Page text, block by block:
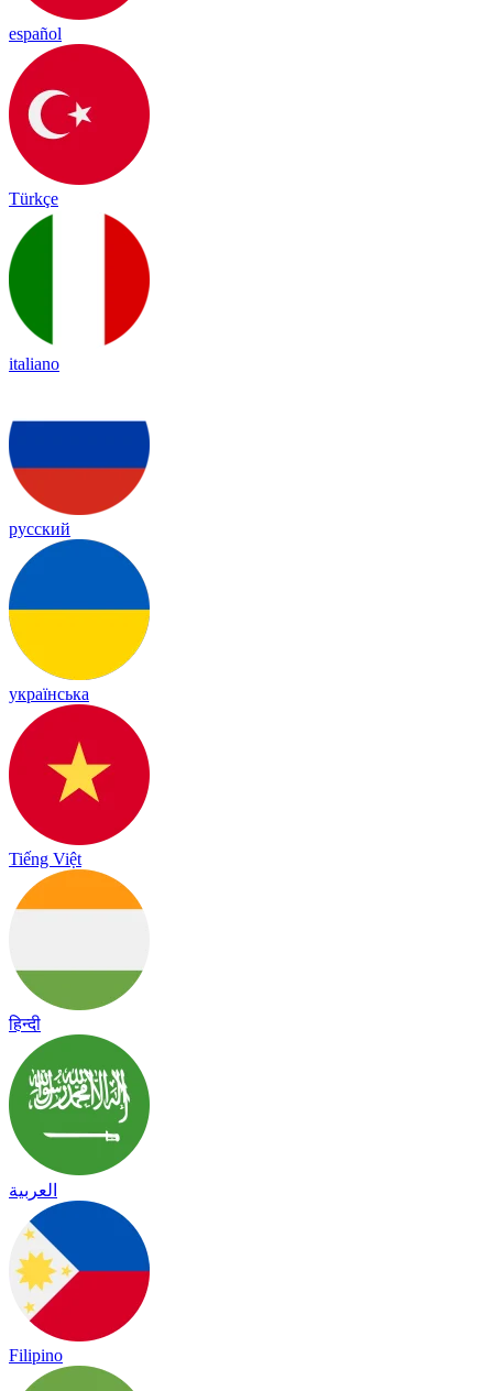
español
Türkçe
italiano
русский
українська
Tiếng Việt
हिन्दी
العربية
Filipino